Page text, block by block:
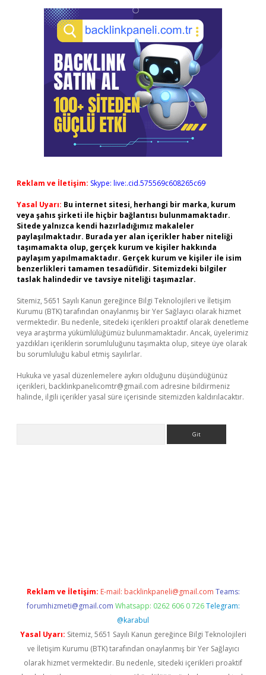
Reklam ve İletişim: Skype: live:.cid.575569c608265c69
Yasal Uyarı: Bu internet sitesi, herhangi bir marka, kurum
veya şahıs şirketi ile hiçbir bağlantısı bulunmamaktadır.
Sitede yalnızca kendi hazırladığımız makaleler
paylaşılmaktadır. Burada yer alan içerikler haber niteliği
taşımamakta olup, gerçek kurum ve kişiler hakkında
paylaşım yapılmamaktadır. Gerçek kurum ve kişiler ile isim
benzerlikleri tamamen tesadüfidir. Sitemizdeki bilgiler
taslak halindedir ve tavsiye niteliği taşımazlar.
Sitemiz, 5651 Sayılı Kanun gereğince Bilgi Teknolojileri ve İletişim
Kurumu (BTK) tarafından onaylanmış bir Yer Sağlayıcı olarak hizmet
vermektedir. Bu nedenle, sitedeki içerikleri proaktif olarak denetleme
veya araştırma yükümlülüğümüz bulunmamaktadır. Ancak, üyelerimiz
yazdıkları içeriklerin sorumluluğunu taşımakta olup, siteye üye olarak
bu sorumluluğu kabul etmiş sayılırlar.
Hukuka ve yasal düzenlemelere aykırı olduğunu düşündüğünüz
içerikleri, backlinkpanelicomtr@gmail.com adresine bildirmeniz
halinde, ilgili içerikler yasal süre içerisinde sitemizden kaldırılacaktır.
Reklam ve İletişim: E-mail: backlinkpaneli@gmail.com Teams:
forumhizmeti@gmail.com Whatsapp: 0262 606 0 726 Telegram:
@karabul
Yasal Uyarı: Sitemiz, 5651 Sayılı Kanun gereğince Bilgi Teknolojileri
ve İletişim Kurumu (BTK) tarafından onaylanmış bir Yer Sağlayıcı
olarak hizmet vermektedir. Bu nedenle, sitedeki içerikleri proaktif